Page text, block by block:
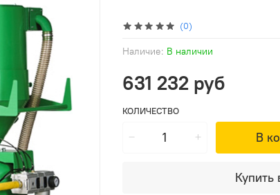
(0)
Наличие: В наличии
631 232 руб
КОЛИЧЕСТВО
В
Купить